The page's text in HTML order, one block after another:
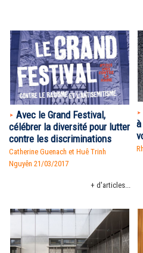
Avec le Grand Festival,
célébrer la diversité pour lutter
contre les discriminations
Catherine Guenach et Huê Trinh
Nguyên 21/03/2017
+ d'articles...